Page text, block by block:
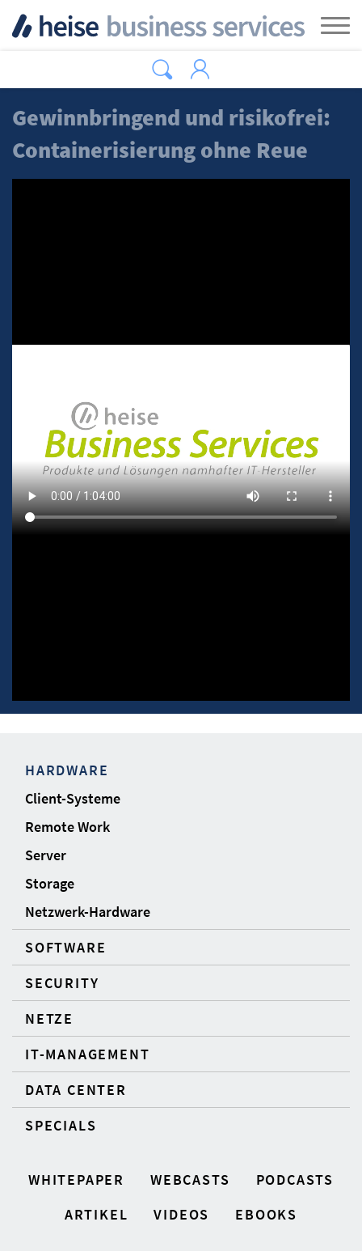
Gewinnbringend und risikofrei:
Containerisierung ohne Reue
HARDWARE
Client-Systeme
Remote Work
Server
Storage
Netzwerk-Hardware
SOFTWARE
SECURITY
NETZE
IT-MANAGEMENT
DATA CENTER
SPECIALS
WHITEPAPER WEBCASTS
PODCASTS
ARTIKEL
VIDEOS EBOOKS